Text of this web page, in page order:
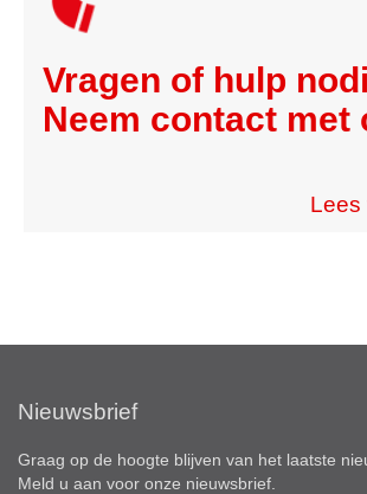
Vragen of hulp
Neem contact met
Lees
Nieuwsbrief
Graag op de hoogte blijven van het laatste
Meld u aan voor onze nieuwsbrief.